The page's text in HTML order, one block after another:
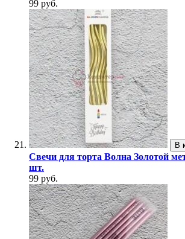
99 руб.
В
Свечи для торта Волна Золотой
шт.
99 руб.